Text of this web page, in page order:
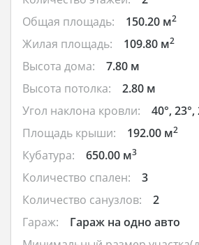
Общая площадь:
150.20 м2
Жилая площадь: 109.80 м2
Высота дома:
7.80 м
Высота потолка:
2.80 м
Угол наклона кровли:
40°, 23°,
Площадь крыши:
192.00 м2
Кубатура: 650.00 м3
Количество спален:
3
Количество санузлов:
2
Гараж:
Гараж на одно авто